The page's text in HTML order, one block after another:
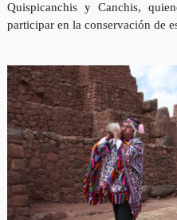
Quispicanchis y Canchis,
participar en la conservación de